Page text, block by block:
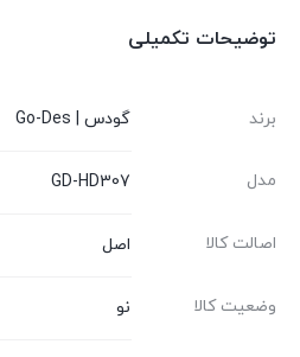
توضیحات تکمیلی
برند گودس | Go-Des
مدل GD-HD307
اصالت کالا اصل
وضعیت کالا نو